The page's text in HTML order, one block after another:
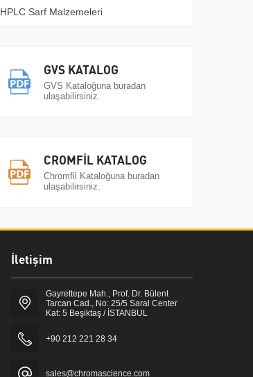
HPLC Sarf Malzemeleri
GVS KATALOG
GVS Kataloğuna buradan
ulaşabilirsiniz.
CROMFİL KATALOG
Chromfil Kataloğuna buradan
ulaşabilirsiniz.
İletişim
Gayrettepe Mah., Prof. Dr. Bülent
Tarcan Cad., No: 25/5 Saral Center
Kat: 5 Beşiktaş / İSTANBUL
+90 212 221 28 34
sales@chromascience.com